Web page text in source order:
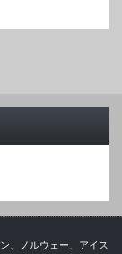
、ノルウェー、アイス